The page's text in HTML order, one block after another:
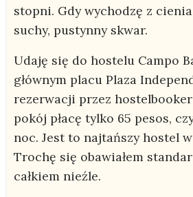
stopni. Gdy wychodzę z
suchy, pustynny skwar.
Udaję się do hostelu Campo
głównym placu Plaza
rezerwacji przez
pokój płacę tylko 65 pesos,
noc. Jest to najtańszy hostel
Trochę się obawiałem
całkiem nieźle.